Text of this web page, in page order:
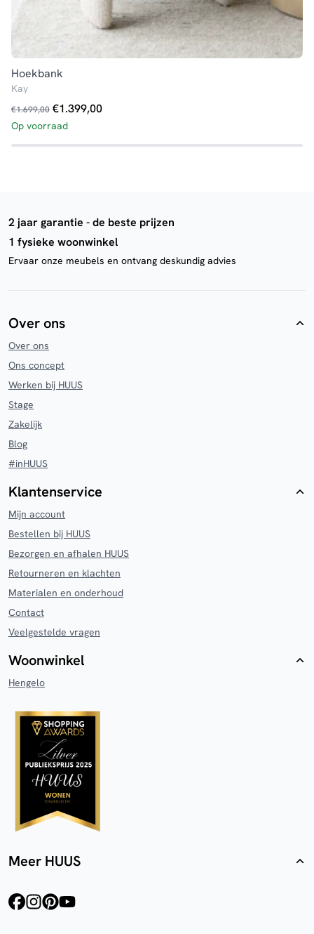
Hoekbank
Kay
€1.699,00
Oorspronkelijke
prijs
was:
€1.399,00
Huidige
prijs
is:
Op voorraad
2 jaar garantie - de beste prijzen
1 fysieke woonwinkel
Ervaar onze meubels en ontvang deskundig advies
Over ons
Over ons
Ons concept
Werken bij HUUS
Stage
Zakelijk
Blog
#inHUUS
Klantenservice
Mijn account
Bestellen bij HUUS
Bezorgen en afhalen HUUS
Retourneren en klachten
Materialen en onderhoud
Contact
Veelgestelde vragen
Woonwinkel
Hengelo
Meer HUUS
facebookinstagram
pinterest
youtube